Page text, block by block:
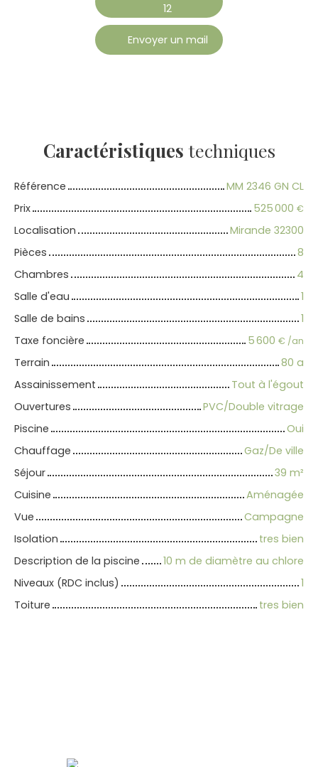
12
Envoyer un mail
Caractéristiques techniques
Référence
MM 2346 GN CL
Prix
525 000 €
Localisation
Mirande 32300
Pièces
8
Chambres
4
Salle d'eau
1
Salle de bains
1
Taxe foncière
5 600 € /an
Terrain
80 a
Assainissement
Tout à l'égout
Ouvertures
PVC/Double vitrage
Piscine
Oui
Chauffage
Gaz/De ville
Séjour
39 m²
Cuisine
Aménagée
Vue
Campagne
Isolation
tres bien
Description de la piscine
10 m de diamètre au chlore
Niveaux (RDC inclus)
1
Toiture
tres bien